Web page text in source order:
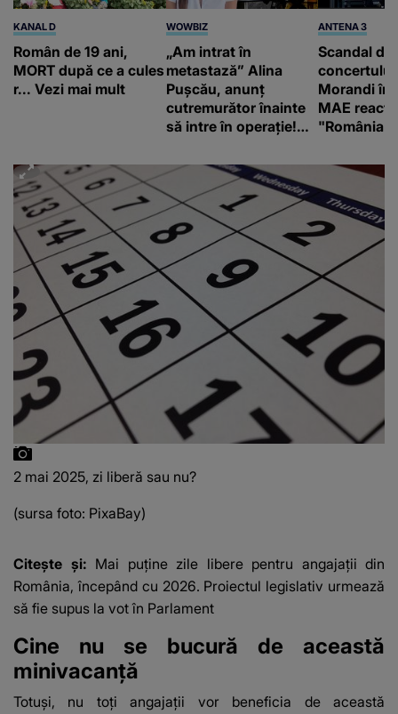
KANAL D
Român de 19 ani,
MORT după ce a cules
r... Vezi mai mult
WOWBIZ
„Am intrat în
metastază” Alina
Pușcău, anunț
cutremurător înainte
să intre în operație!
mesaj emoționant
ANTENA 3
Scandal
Morandi în
MAE
"România
a Georgiei"
2 mai 2025, zi liberă sau nu?
(sursa foto: PixaBay)
Citește și: Mai puține zile libere pentru angajații din
România, începând cu 2026. Proiectul legislativ urmează
să fie supus la vot în Parlament
Cine nu se bucură de această
minivacanță
Totuși, nu toți angajații vor beneficia de această